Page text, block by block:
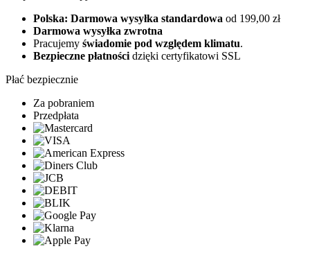
Polska: Darmowa wysyłka standardowa od 199,00 zł
Darmowa wysyłka zwrotna
Pracujemy świadomie pod względem klimatu.
Bezpieczne płatności dzięki certyfikatowi SSL
Płać bezpiecznie
Za pobraniem
Przedpłata